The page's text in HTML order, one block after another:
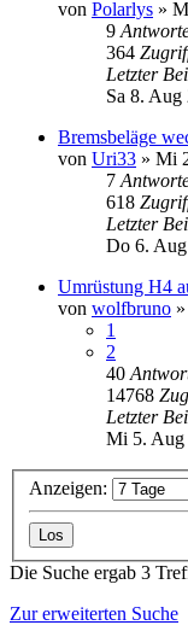
von Polarlys »
9
364
Letzter
Sa 8. Aug
Bremsbeläge
von Uri33 » Mi
7
618
Letzter
Do 6.
Umrüstung H4
von wolfbruno »
1
2
40
14768
Letzter
Mi 5. Aug
Anzeigen:
Die Suche ergab 3
Zur erweiterten Suche